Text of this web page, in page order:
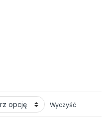
Wyczyść